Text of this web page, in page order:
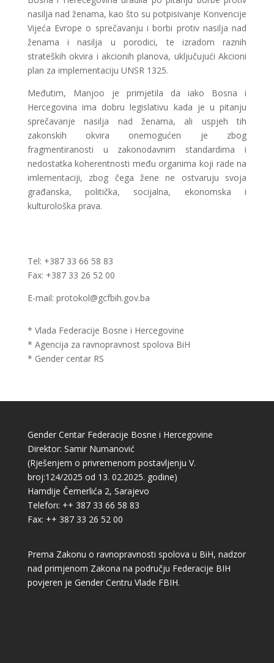
nasilja nad ženama, kao što su potpisivanje Konvencije
Vijeća Evrope o sprečavanju i borbi protiv nasilja nad
ženama i nasilja u porodici, te izradom raznih
strateških okvira i akcionih planova, uključujući Akcioni
plan za implementaciju UNSR 1325.
Međutim, Manjoo je primjetila da iako Bosna i
Hercegovina ima dobru legislativu kada je u pitanju
sprečavanje nasilja nad ženama, ali uspjeh tih
zakonskih okvira onemogućen je zbog
fragmentiranosti u zakonodavnim standardima i
nedostatka koherentnosti među organima koji rade na
imlementaciji, zbog čega žene ne ostvaruju svoja
građanska, politička, socijalna, ekonomska i
kulturološka prava.
Tel: +387 33 66 58 83
Fax: +387 33 26 52 00
E-mail: protokol@gcfbih.gov.ba
* Vlada Federacije Bosne i Hercegovine
* Agencija za ravnopravnost spolova BiH
* Gender centar RS
Gender Centar Federacije Bosne i Hercegovine
Direktor: Samir Numanović
(Rješenjem o privremenom postavljenju V.
broj:124/2025 od 13. 02.2025. godine)
Hamdije Čemerlića 2, Sarajevo
Telefon: ++ 387 33 66 58 83
Fax: ++ 387 33 26 52 00
Prema Zakonu o ravnopravnosti spolova u BiH, nadzor
nad primjenom Zakona na području Federacije BIH
povjeren je Gender Centru Vlade FBIH.